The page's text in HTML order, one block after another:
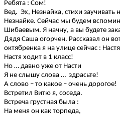
Ребята : Сом!
Вед. Эх, Незнайка, стихи
Незнайке. Сейчас мы будем
Шибаевым. Я начну, а вы будете
Дядя Саша огорчен. Рассказал он
октябренка я на улице сейчас :
Настя ходит в 1 класс!
Но … давно уже от Насти
Я не слышу слова … здрасьте!
А слово – то какое – очень дорогое!
Встретил Витю я, соседа.
Встреча грустная была :
На меня он как торпеда,